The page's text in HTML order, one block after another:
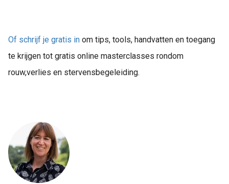
Of schrijf je gratis in om tips, tools, handvatten en toegang
te krijgen tot gratis online masterclasses rondom
rouw,verlies en stervensbegeleiding.